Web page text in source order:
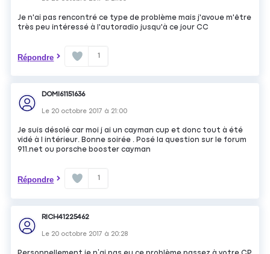
Je n'ai pas rencontré ce type de problème mais j'avoue m'être
très peu intéressé à l'autoradio jusqu'à ce jour CC
Répondre 1
DOMI61151636
Le 20 octobre 2017 à 21:00
Je suis désolé car moi j ai un cayman cup et donc tout à été
vidé à l intérieur. Bonne soirée . Posé la question sur le forum
911.net ou porsche booster cayman
Répondre 1
RICH41225462
Le 20 octobre 2017 à 20:28